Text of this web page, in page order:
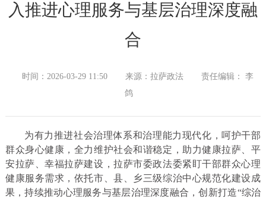
入推进心理服务与基层治理深度融
合
时间：2026-03-29 11:50 来源：拉萨政法
责任编辑： 李
鸽
为有力推进社会治理体系和治理能力现代化，呵护干部
群众身心健康，全力维护社会和谐稳定，助力健康拉萨、平
安拉萨、幸福拉萨建设，拉萨市委政法委紧盯干部群众心理
健康服务需求，依托市、县、乡三级综治中心规范化建设成
果，持续推动心理服务与基层治理深度融合，创新打造“综治